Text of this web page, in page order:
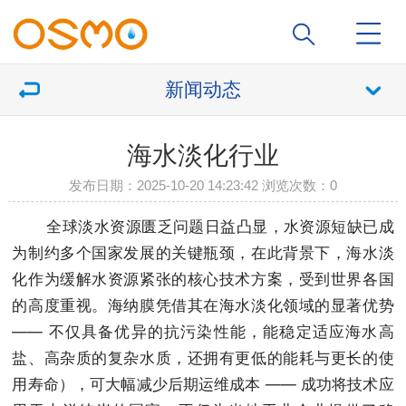
新闻动态
海水淡化行业
发布日期：2025-10-20 14:23:42 浏览次数： 0
全球淡水资源匮乏问题日益凸显，水资源短缺已成
为制约多个国家发展的关键瓶颈，在此背景下，海水淡
化作为缓解水资源紧张的核心技术方案，受到世界各国
的高度重视。海纳膜凭借其在海水淡化领域的显著优势
—— 不仅具备优异的抗污染性能，能稳定适应海水高
盐、高杂质的复杂水质，还拥有更低的能耗与更长的使
用寿命），可大幅减少后期运维成本 —— 成功将技术应